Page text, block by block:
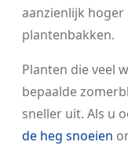
aanzienlijk
plantenbakken.
Planten die veel
bepaalde
sneller uit. Als u
de heg snoeien